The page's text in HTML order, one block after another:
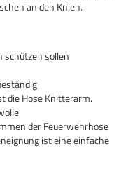
an den Knien.
schützen sollen
die Hose Knitterarm.
der Feuerwehrhose
ist eine einfache